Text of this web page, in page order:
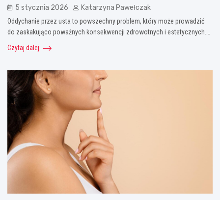
5 stycznia 2026 Katarzyna Pawełczak
Oddychanie przez usta to powszechny problem, który może prowadzić
do zaskakująco poważnych konsekwencji zdrowotnych i estetycznych.…
Czytaj dalej